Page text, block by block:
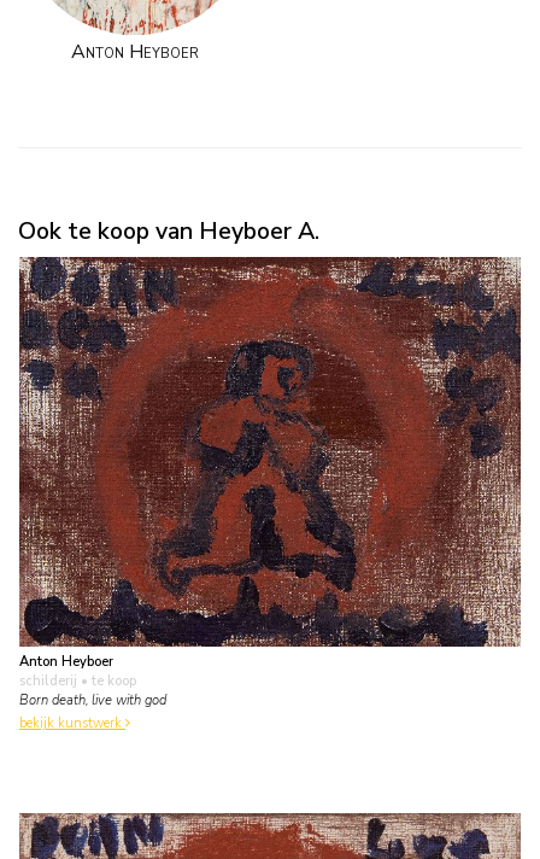
Anton Heyboer
Ook te koop van Heyboer A.
Anton Heyboer
schilderij • te koop
Born death, live with god
bekijk kunstwerk